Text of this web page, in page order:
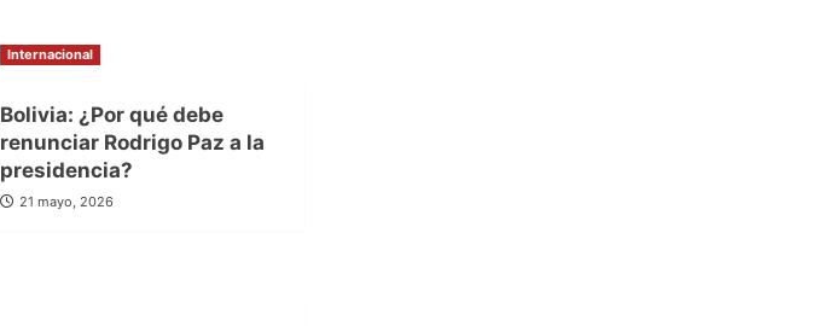
Internacional
Bolivia: ¿Por qué debe
renunciar Rodrigo Paz a la
presidencia?
21 mayo, 2026